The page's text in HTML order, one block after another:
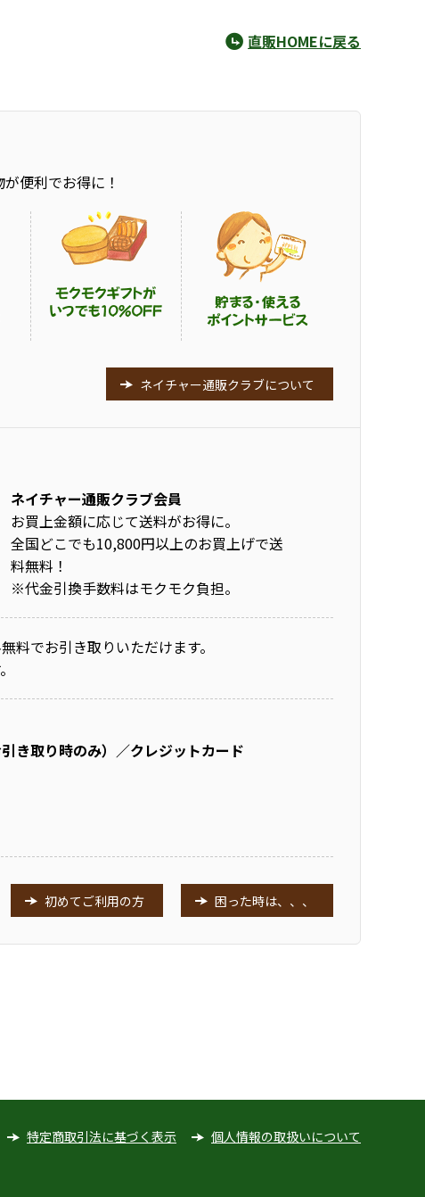
直販HOMEに戻る
便利でお得に！
ネイチャー通販クラブについて
ネイチャー通販クラブ会員
お買上金額に応じて送料がお得に。
全国どこでも10,800円以上のお買上げで送
料無料！
※代金引換手数料はモクモク負担。
料でお引き取りいただけます。
き取り時のみ）／クレジットカード
初めてご利用の方 困った時は、、、
特定商取引法に基づく表示 個人情報の取扱いについて